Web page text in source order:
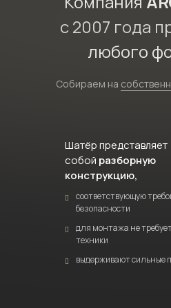
с 2007 года
любого
Собираем на
Шатёр представляет
собой разборную
конструкцию,
соответствующую
безопасности
для монтажа не
техники
выдерживают сильные